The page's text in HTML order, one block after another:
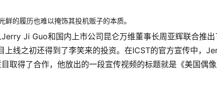
的履历也难以掩饰其投机贩子的本质。
Ji Guo和国内上市公司昆仑万维董事长周亚辉联合推出
上线之初还得到了李笑来的投资。在ICST的官方宣传中，
取得了合作，他放出的一段宣传视频的标题就是《美国偶